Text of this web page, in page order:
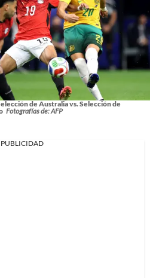
de Australia vs. Selección de
Fotografías de: AFP
PUBLICIDAD